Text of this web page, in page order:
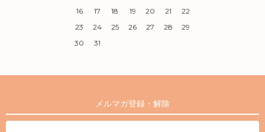
16
17 18 19 20 21
22
23
24 25 26 27 28
29
30
31
メルマガ登録・解除